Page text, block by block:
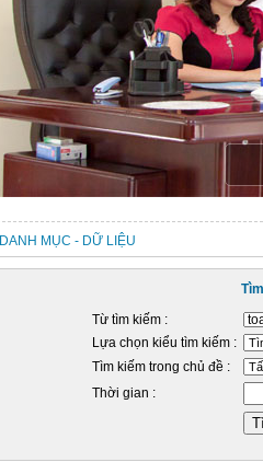
DANH MỤC - DỮ LIỆU
Từ tìm kiếm :
Lựa chọn kiểu tìm kiếm :
Tìm kiếm trong chủ đề :
Thời gian :